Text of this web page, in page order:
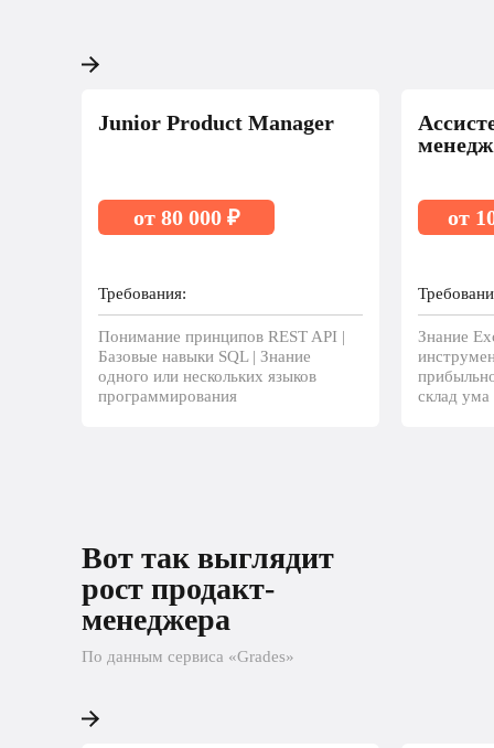
Junior Product Manager
Требования:
Понимание принципов REST API |
Базовые навыки SQL | Знание
одного или нескольких языков
программирования
от 80 000 ₽
Знание
склад ума
от
Вот так выглядит
рост продакт-
менеджера
По данным сервиса «Grades»
разработчика
По данным «Хабр Карьеры»